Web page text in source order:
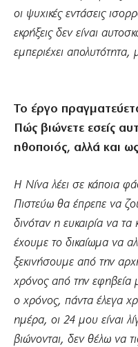
οι ψυχικές εντάσεις
εκρήξεις δεν είναι
εμπεριέχει απολυτότητα,
Το έργο
Πώς βιώνετε εσείς
ηθοποιός, αλλά και
Η Νίνα λέει σε κάποια
Πιστεύω θα έπρεπε να
δινόταν η ευκαιρία να
έχουμε το δικαίωμα να
ξεκινήσουμε από την
χρόνος από την εφηβεία
ο χρόνος, πάντα έλεγα
ημέρα, οι 24 μου είναι
βιώνονται, δεν θέλω να